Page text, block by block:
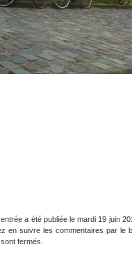
a été publiée le mardi 19 juin
en suivre les commentaires par le
fermés.